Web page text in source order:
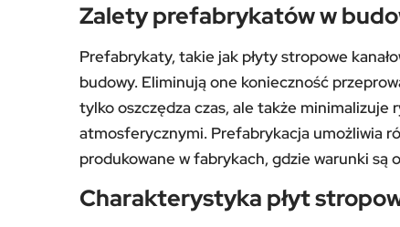
Zalety prefabrykatów w
Prefabrykaty, takie jak płyty stropowe
budowy. Eliminują one konieczność
tylko oszczędza czas, ale także minimalizuje
atmosferycznymi. Prefabrykacja umożliwia
produkowane w fabrykach, gdzie warunki są
Charakterystyka płyt